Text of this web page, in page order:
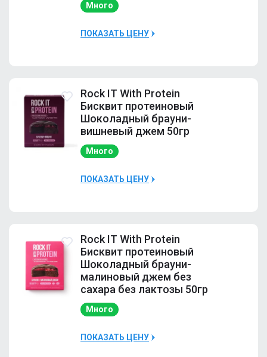
Много
ПОКАЗАТЬ ЦЕНУ
Rock IT With Protein
Бисквит протеиновый
Шоколадный брауни-
вишневый джем 50гр
Много
ПОКАЗАТЬ ЦЕНУ
Rock IT With Protein
Бисквит протеиновый
Шоколадный брауни-
малиновый джем без
сахара без лактозы 50гр
Много
ПОКАЗАТЬ ЦЕНУ